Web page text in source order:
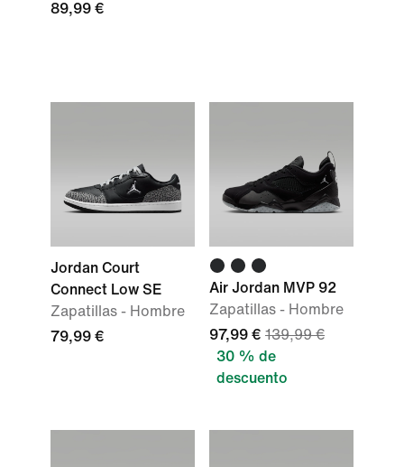
89,99 €
Jordan Court
Connect Low SE
Zapatillas - Hombre
79,99 €
Air Jordan MVP 92
Zapatillas - Hombre
97,99 € 139,99 €
30 % de
descuento